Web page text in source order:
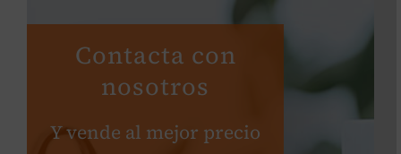
Contacta con
nosotros
Y vende al mejor precio